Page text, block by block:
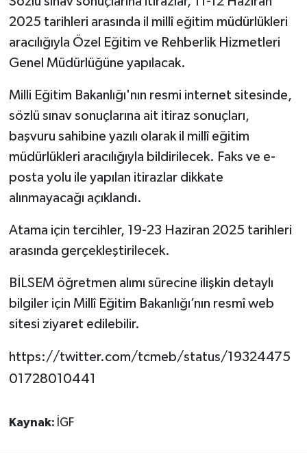
2025 tarihleri arasında il millî eğitim müdürlükleri
aracılığıyla Özel Eğitim ve Rehberlik Hizmetleri
Genel Müdürlüğüne yapılacak.
Milli Eğitim Bakanlığı'nın resmi internet sitesinde,
sözlü sınav sonuçlarına ait itiraz sonuçları,
başvuru sahibine yazılı olarak il millî eğitim
müdürlükleri aracılığıyla bildirilecek. Faks ve e-
posta yolu ile yapılan itirazlar dikkate
alınmayacağı açıklandı.
Atama için tercihler, 19-23 Haziran 2025 tarihleri
arasında gerçekleştirilecek.
BİLSEM öğretmen alımı sürecine ilişkin detaylı
bilgiler için Millî Eğitim Bakanlığı’nın resmî web
sitesi ziyaret edilebilir.
https://twitter.com/tcmeb/status/19324475
01728010441
Kaynak: İGF